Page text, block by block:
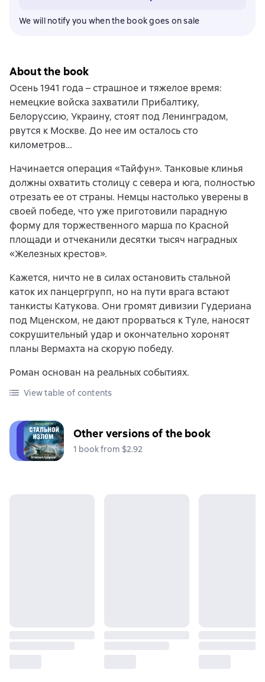
We will notify you when the book goes on sale
About the book
Осень 1941 года – страшное и тяжелое время:
немецкие войска захватили Прибалтику,
Белоруссию, Украину, стоят под Ленинградом,
рвутся к Москве. До нее им осталось сто
километров…
Начинается операция «Тайфун». Танковые клинья
должны охватить столицу с севера и юга, полностью
отрезать ее от страны. Немцы настолько уверены в
своей победе, что уже приготовили парадную
форму для торжественного марша по Красной
площади и отчеканили десятки тысяч наградных
«Железных крестов».
Кажется, ничто не в силах остановить стальной
каток их панцергрупп, но на пути врага встают
танкисты Катукова. Они громят дивизии Гудериана
под Мценском, не дают прорваться к Туле, наносят
сокрушительный удар и окончательно хоронят
планы Вермахта на скорую победу.
Роман основан на реальных событиях.
View table of contents
Other versions of the book
1 book from $2.92